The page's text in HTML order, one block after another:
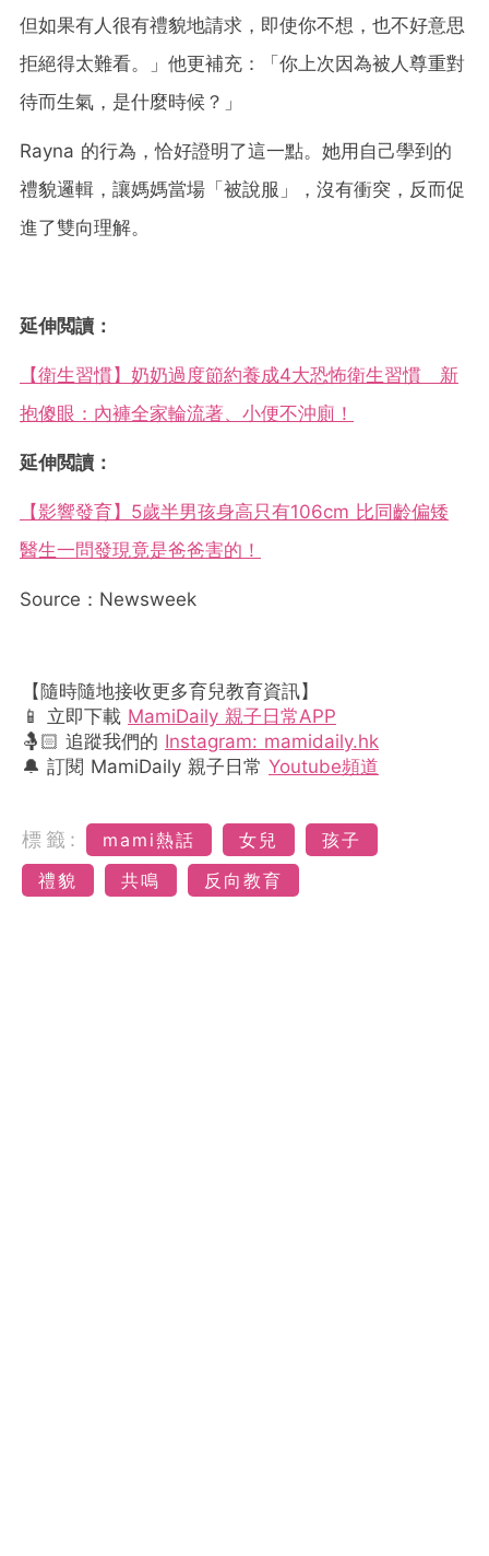
但如果有人很有禮貌地請求，即使你不想，也不好意思
拒絕得太難看。」他更補充：「你上次因為被人尊重對
待而生氣，是什麼時候？」
Rayna 的行為，恰好證明了這一點。她用自己學到的
禮貌邏輯，讓媽媽當場「被說服」，沒有衝突，反而促
進了雙向理解。
延伸閲讀：
【衛生習慣】奶奶過度節約養成4大恐怖衛生習慣 新
抱傻眼：內褲全家輪流著、小便不沖廁！
延伸閲讀：
【影響發育】5歲半男孩身高只有106cm 比同齡偏矮
醫生一問發現竟是爸爸害的！
Source：Newsweek
【隨時隨地接收更多育兒教育資訊】
📱 立即下載 MamiDaily 親子日常APP
🤱🏻 追蹤我們的 Instagram: mamidaily.hk
🔔 訂閱 MamiDaily 親子日常 Youtube頻道
標籤: mami熱話 女兒
孩子
禮貌
共鳴 反向教育